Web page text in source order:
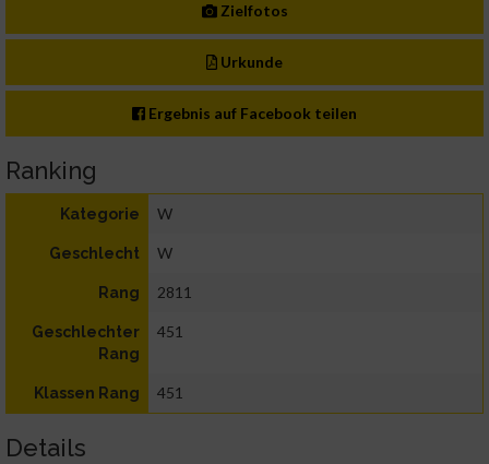
Zielfotos
Urkunde
Ergebnis auf Facebook teilen
Ranking
Kategorie W
Geschlecht W
Rang 2811
Geschlechter
Rang
451
Klassen Rang 451
Details